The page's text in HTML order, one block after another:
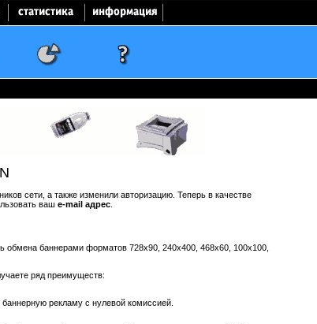
сети, а также изменили авторизацию. Теперь в качестве
ваш e-mail адрес
обмена баннерами форматов 728x90, 240x400, 468x60, 100x100,
ряд преимуществ:
рекламу с нулевой комиссией.